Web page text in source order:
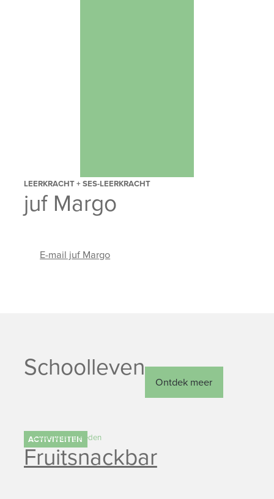
LEERKRACHT + SES-LEERKRACHT
juf Margo
E-mail juf Margo
Schoolleven Ontdek meer
Fruitsnackbar
ACTIVITEITEN
3 maanden geleden